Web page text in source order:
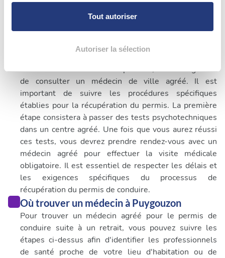
personnelles et définir vos préférences, reportez-vous à
déclaration sur les cookies.
Les cookies nous permettent de personnaliser le contenu
et les annonces, d'offrir des fonctionnalités relatives aux
médias sociaux et d'analyser notre trafic. Nous
partageons également des informations sur l'utilisation de
notre site avec nos partenaires de médias sociaux, de
publicité et d'analyse, qui peuvent combiner celles-ci
avec d'autres informations que vous leur avez fournies
ou qu'ils ont collectées lors de votre utilisation de leurs
services.
Tout autoriser
Autoriser la sélection
Quand consulter un médecin pour permis de
conduire à Puygouzon
lié à l'alcoolémie ou aux stupéfiants, il est obligatoire
de consulter un médecin de ville agréé. Il est
important de suivre les procédures spécifiques
établies pour la récupération du permis. La première
étape consistera à passer des tests psychotechniques
dans un centre agréé. Une fois que vous aurez réussi
ces tests, vous devrez prendre rendez-vous avec un
médecin agréé pour effectuer la visite médicale
obligatoire. Il est essentiel de respecter les délais et
les exigences spécifiques du processus de
récupération du permis de conduire.
Où trouver un médecin à Puygouzon
Pour trouver un médecin agréé pour le permis de
conduire suite à un retrait, vous pouvez suivre les
étapes ci-dessus afin d'identifier les professionnels
de santé proche de votre lieu d'habitation ou de